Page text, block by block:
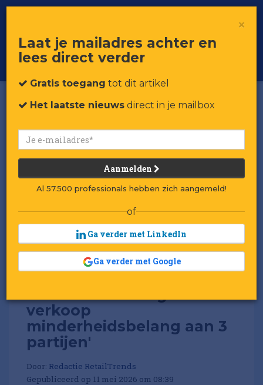
Voor professionals in retail & brands
Toggle
verkoop
minderheidsbelang aan 3
partijen'
Door: Redactie RetailTrends
Gepubliceerd op 11 mei 2026 om 08:39
×
Laat je mailadres achter en
lees direct verder
Gratis toegang tot dit artikel
Het laatste nieuws direct in je mailbox
Aanmelden
Al 57.500 professionals hebben zich aangemeld!
of
Ga verder met LinkedIn
Ga verder met Google